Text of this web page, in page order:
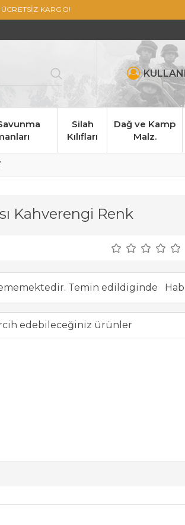
KARGO!
Silah
Kılıfları
Dağ ve Kamp
Malz.
Kahverengi Renk
Temin edildiginde
edebileceğiniz ürünler